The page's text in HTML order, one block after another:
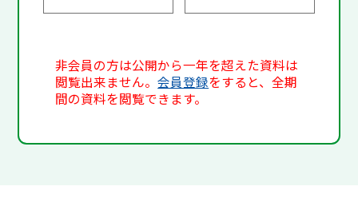
非会員の方は公開から一年を超えた資料は
閲覧出来ません。会員登録をすると、全期
間の資料を閲覧できます。